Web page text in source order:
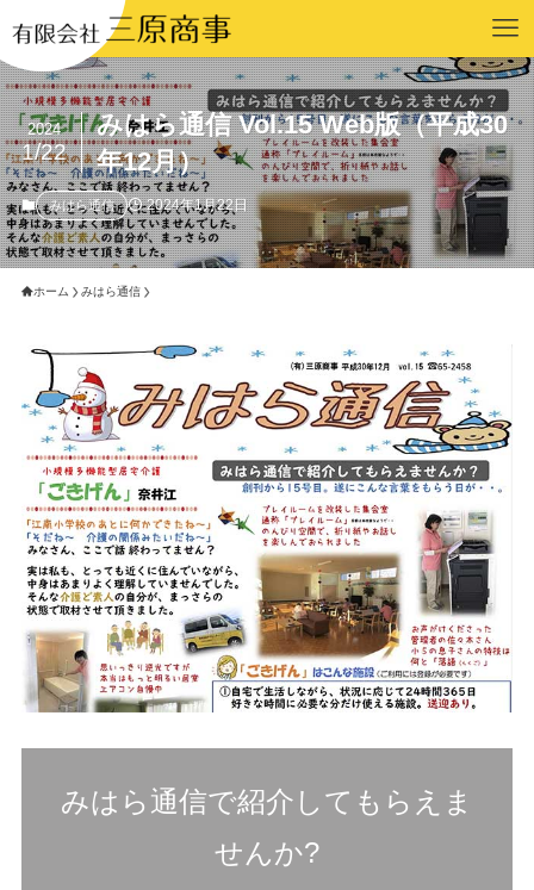
みはら通信 Vol.15 Web版（平成30
年12月）
2024
1/22
みはら通信 2024年1月22日
ホーム みはら通信
みはら通信で紹介してもらえま
せんか?